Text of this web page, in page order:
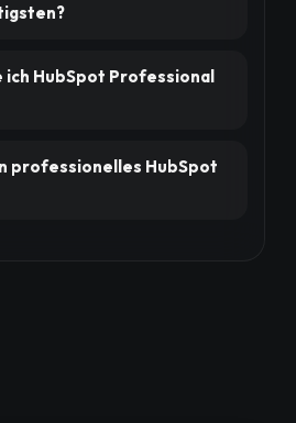
ich HubSpot Professional
professionelles HubSpot